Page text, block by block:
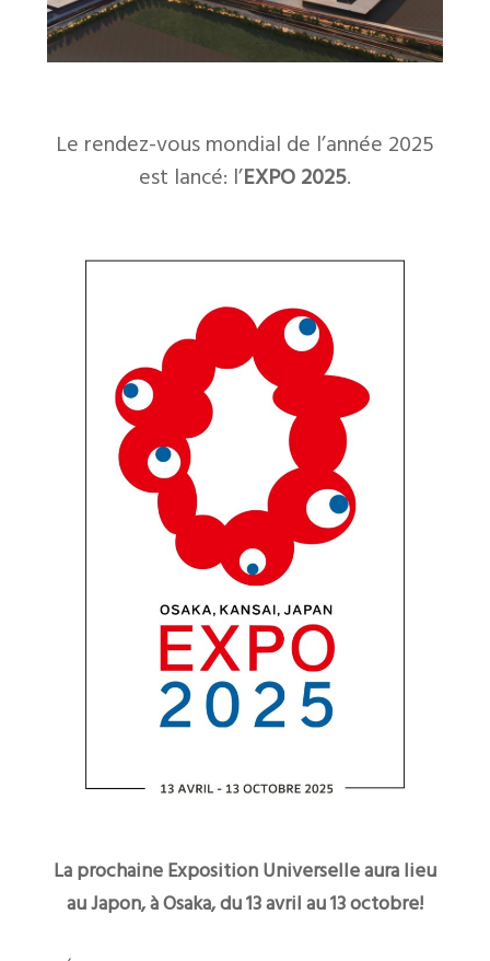
Le rendez-vous mondial de l’année 2025
est lancé: l’EXPO 2025.
La prochaine Exposition Universelle aura lieu
au Japon, à Osaka, du 13 avril au 13 octobre!